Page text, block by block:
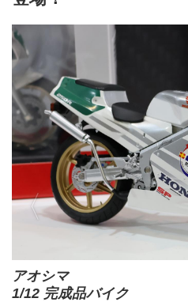
アオシマ
1/12 完成品バイク